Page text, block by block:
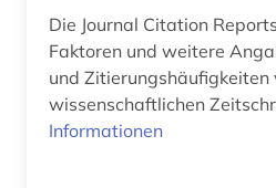
Die Journal Citation
Faktoren und weitere
und Zitierungshäufigkeiten
wissenschaftlichen
Informationen